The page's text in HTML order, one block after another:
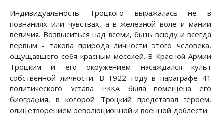
Индивидуальность Троцкого выражалась не в
познаниях или чувствах, а в железной воле и мании
величия. Возвыситься над всеми, быть всюду и всегда
первым - такова природа личности этого человека,
ощущавшего себя красным мессией. В Красной Армии
Троцким и его окружением насаждался культ
собственной личности. В 1922 году в параграфе 41
политического Устава РККА была помещена его
биография, в которой Троцкий представал героем,
олицетворением революционной и военной доблести.